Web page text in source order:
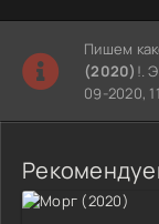
Пишем
(2020) !.
09-2020,